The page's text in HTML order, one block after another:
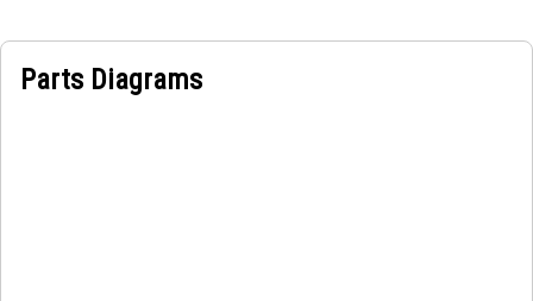
Parts Diagrams